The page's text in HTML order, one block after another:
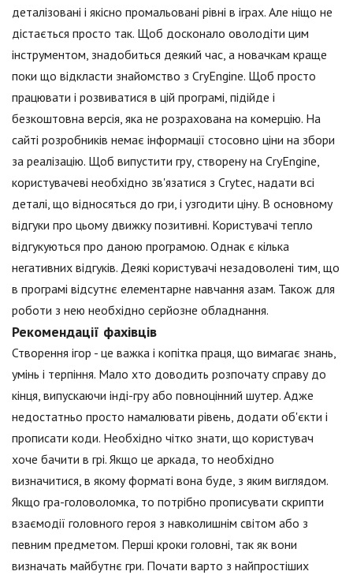
деталізовані і якісно промальовані рівні в іграх. Але ніщо не
дістається просто так. Щоб досконало оволодіти цим
інструментом, знадобиться деякий час, а новачкам краще
поки що відкласти знайомство з CryEngine. Щоб просто
працювати і розвиватися в цій програмі, підійде і
безкоштовна версія, яка не розрахована на комерцію. На
сайті розробників немає інформації стосовно ціни на збори
за реалізацію. Щоб випустити гру, створену на CryEngine,
користувачеві необхідно зв'язатися з Crytec, надати всі
деталі, що відносяться до гри, і узгодити ціну. В основному
відгуки про цьому движку позитивні. Користувачі тепло
відгукуються про даною програмою. Однак є кілька
негативних відгуків. Деякі користувачі незадоволені тим, що
в програмі відсутнє елементарне навчання азам. Також для
роботи з нею необхідно серйозне обладнання.
Рекомендації фахівців
Створення ігор - це важка і копітка праця, що вимагає знань,
умінь і терпіння. Мало хто доводить розпочату справу до
кінця, випускаючи інді-гру або повноцінний шутер. Адже
недостатньо просто намалювати рівень, додати об'єкти і
прописати коди. Необхідно чітко знати, що користувач
хоче бачити в грі. Якщо це аркада, то необхідно
визначитися, в якому форматі вона буде, з яким виглядом.
Якщо гра-головоломка, то потрібно прописувати скрипти
взаємодії головного героя з навколишнім світом або з
певним предметом. Перші кроки головні, так як вони
визначать майбутнє гри. Почати варто з найпростіших